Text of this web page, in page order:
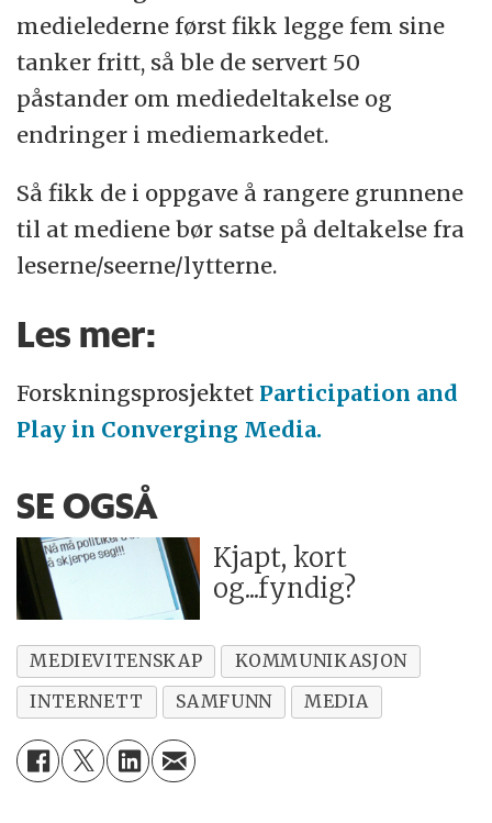
medielederne først fikk legge fem sine
tanker fritt, så ble de servert 50
påstander om mediedeltakelse og
endringer i mediemarkedet.
Så fikk de i oppgave å rangere grunnene
til at mediene bør satse på deltakelse fra
leserne/seerne/lytterne.
Les mer:
Forskningsprosjektet Participation and
Play in Converging Media.
SE OGSÅ
Kjapt, kort
og...fyndig?
MEDIEVITENSKAP
KOMMUNIKASJON
INTERNETT
SAMFUNN MEDIA